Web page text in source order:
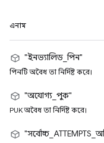
এনাম
"ইনভ্যালিড_পিন"
পিনটি অবৈধ তা নির্দিষ্ট করে।
"অযোগ্য_পুক"
PUK অবৈধ তা নির্দিষ্ট করে।